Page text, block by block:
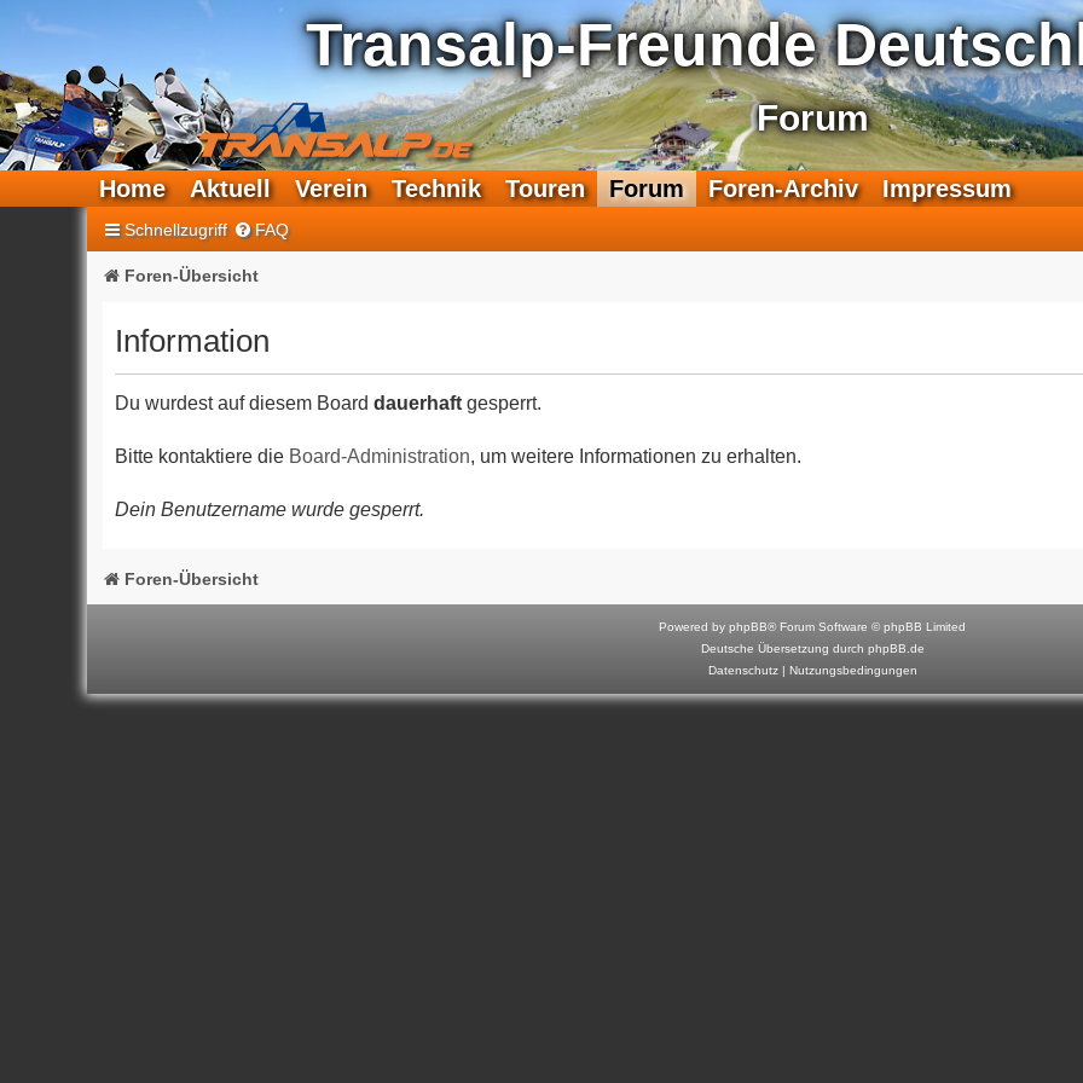
Transalp-Freunde
Forum
F
e
a
r
u
m
Home Aktuell Verein Technik Touren Forum Foren-Archiv Impressum
Schnellzugriff FAQ
Foren-Übersicht
Information
Du wurdest auf diesem Board dauerhaftgesperrt.
Bitte kontaktiere die Board-Administration, um weitere Informationen zu erhalten.
Dein Benutzername wurde gesperrt.
Foren-Übersicht
Powered by phpBB® Forum Software © phpBB Limited
Deutsche Übersetzung durch phpBB.de
Datenschutz| Nutzungsbedingungen